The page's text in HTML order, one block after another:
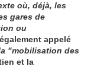
où, déjà, les
gares de
ou
appelé
"mobilisation des
et la